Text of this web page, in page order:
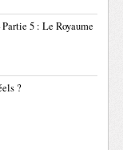
Partie 5 : Le Royaume
?